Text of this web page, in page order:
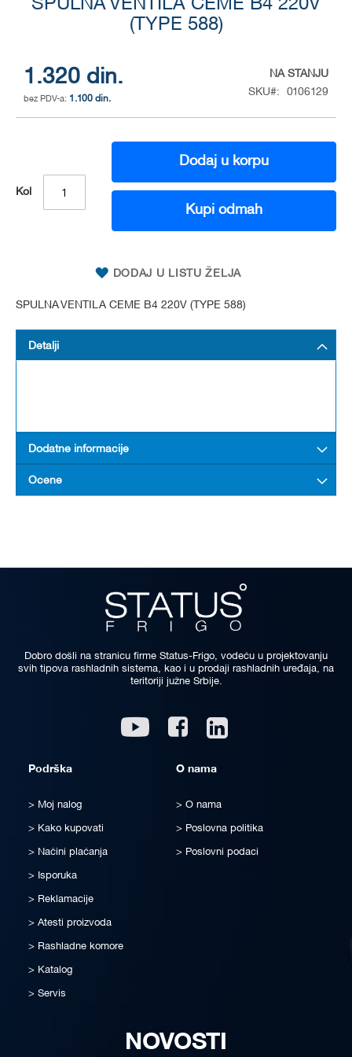
SPULNA VENTILA CEME B4 220V
(TYPE 588)
1.320 din.
1.100 din.
NA STANJU
SKU
0106129
Kol
Dodaj u korpu
Kupi odmah
DODAJ U LISTU ŽELJA
SPULNA VENTILA CEME B4 220V (TYPE 588)
images
gallery
Detalji
Dodatne informacije
Ocene
Dobro došli na stranicu firme Status-Frigo, vodeću u projektovanju
svih tipova rashladnih sistema, kao i u prodaji rashladnih uređaja, na
teritoriji južne Srbije.
Youtube Facebook
Podrška
Moj nalog
Kako kupovati
Načini plaćanja
Isporuka
Reklamacije
Atesti proizvoda
Rashladne komore
Katalog
Servis
O nama
O nama
Poslovna politika
Poslovni podaci
NOVOSTI